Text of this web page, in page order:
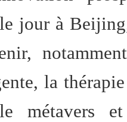
jour à
la
métavers